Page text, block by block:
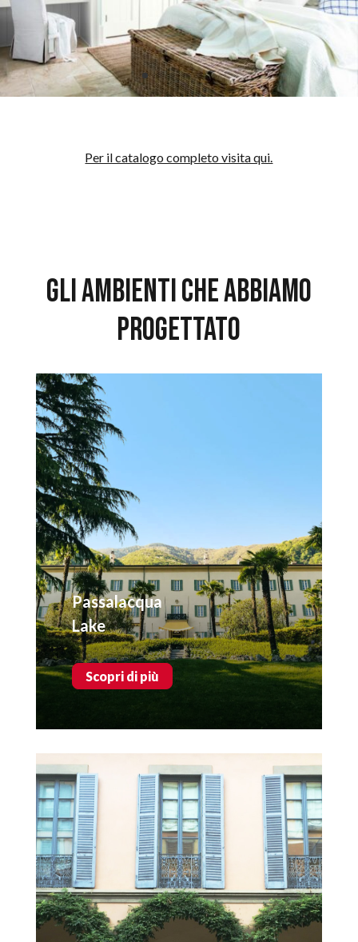
Per il catalogo completo visita qui.
Gli ambienti che abbiamo
progettato
Passalacqua
Lake
Scopri di più